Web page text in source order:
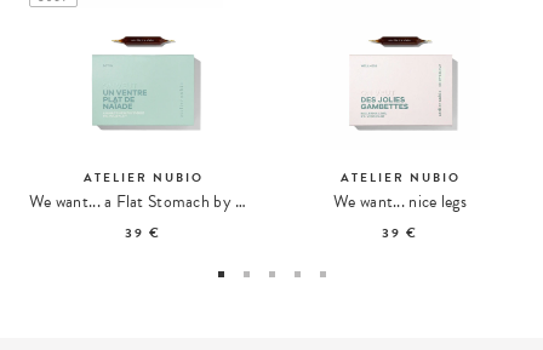
ATELIER NUBIO
We want... a Flat Stomach by Naïade
39 €
ATELIER NUBIO
We want... nice legs
39 €